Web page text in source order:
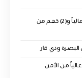
شرطة الكرخ تطيح بسارقين وتستعيد مبلغاً مالياً و(2) كغم من
وذي قار
من الأمن